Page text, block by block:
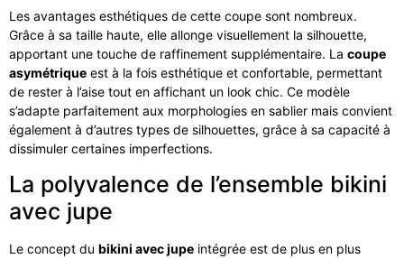
Les avantages esthétiques de cette coupe sont nombreux.
Grâce à sa taille haute, elle allonge visuellement la silhouette,
apportant une touche de raffinement supplémentaire. La coupe
asymétrique est à la fois esthétique et confortable, permettant
de rester à l’aise tout en affichant un look chic. Ce modèle
s’adapte parfaitement aux morphologies en sablier mais convient
également à d’autres types de silhouettes, grâce à sa capacité à
dissimuler certaines imperfections.
La polyvalence de l’ensemble bikini
avec jupe
Le concept du bikini avec jupe intégrée est de plus en plus